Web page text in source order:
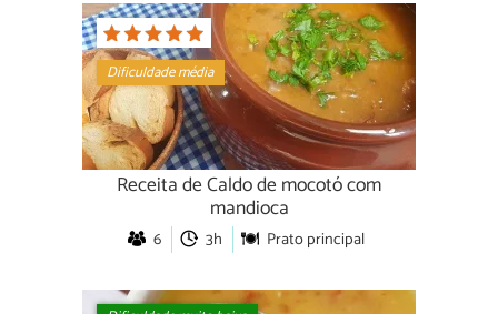
Dificuldade média
Receita de Caldo de mocotó com
mandioca
6 3h Prato principal